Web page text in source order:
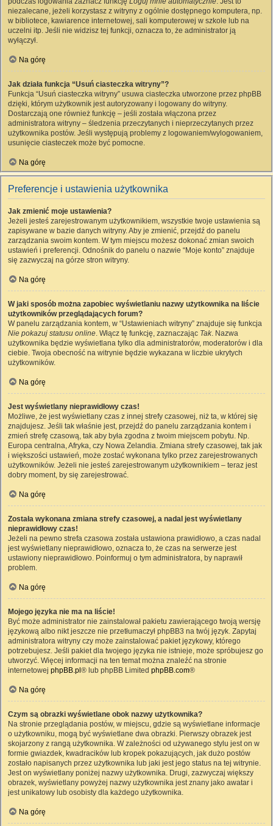
niezalecane, jeżeli korzystasz z witryny z ogólnie dostępnego komputera, np.
w bibliotece, kawiarence internetowej, sali komputerowej w szkole lub na
uczelni itp. Jeśli nie widzisz tej funkcji, oznacza to, że administrator ją
wyłączył.
Na górę
Jak działa funkcja “Usuń ciasteczka witryny”?
Funkcja “Usuń ciasteczka witryny” usuwa ciasteczka utworzone przez phpBB
dzięki, którym użytkownik jest autoryzowany i logowany do witryny.
Dostarczają one również funkcję – jeśli została włączona przez
administratora witryny – śledzenia przeczytanych i nieprzeczytanych przez
użytkownika postów. Jeśli występują problemy z logowaniem/wylogowaniem,
usunięcie ciasteczek może być pomocne.
Na górę
Preferencje i ustawienia użytkownika
Jak zmienić moje ustawienia?
Jeżeli jesteś zarejestrowanym użytkownikiem, wszystkie twoje ustawienia są
zapisywane w bazie danych witryny. Aby je zmienić, przejdź do panelu
zarządzania swoim kontem. W tym miejscu możesz dokonać zmian swoich
ustawień i preferencji. Odnośnik do panelu o nazwie “Moje konto” znajduje
się zazwyczaj na górze stron witryny.
Na górę
W jaki sposób można zapobiec wyświetlaniu nazwy użytkownika na liście
użytkowników przeglądających forum?
W panelu zarządzania kontem, w “Ustawieniach witryny” znajduje się funkcja
Nie pokazuj statusu online. Włącz tę funkcję, zaznaczając Tak. Nazwa
użytkownika będzie wyświetlana tylko dla administratorów, moderatorów i dla
ciebie. Twoja obecność na witrynie będzie wykazana w liczbie ukrytych
użytkowników.
Na górę
Jest wyświetlany nieprawidłowy czas!
Możliwe, że jest wyświetlany czas z innej strefy czasowej, niż ta, w której się
znajdujesz. Jeśli tak właśnie jest, przejdź do panelu zarządzania kontem i
zmień strefę czasową, tak aby była zgodna z twoim miejscem pobytu. Np.
Europa centralna, Afryka, czy Nowa Zelandia. Zmiana strefy czasowej, tak jak
i większości ustawień, może zostać wykonana tylko przez zarejestrowanych
użytkowników. Jeżeli nie jesteś zarejestrowanym użytkownikiem – teraz jest
dobry moment, by się zarejestrować.
Na górę
Została wykonana zmiana strefy czasowej, a nadal jest wyświetlany
nieprawidłowy czas!
Jeżeli na pewno strefa czasowa została ustawiona prawidłowo, a czas nadal
jest wyświetlany nieprawidłowo, oznacza to, że czas na serwerze jest
ustawiony nieprawidłowo. Poinformuj o tym administratora, by naprawił
problem.
Na górę
Mojego języka nie ma na liście!
Być może administrator nie zainstalował pakietu zawierającego twoją wersję
językową albo nikt jeszcze nie przetłumaczył phpBB3 na twój język. Zapytaj
administratora witryny czy może zainstalować pakiet językowy, którego
potrzebujesz. Jeśli pakiet dla twojego języka nie istnieje, może spróbujesz go
utworzyć. Więcej informacji na ten temat można znaleźć na stronie
internetowej phpBB.pl ® lub phpBB Limited phpBB.com®
Na górę
Czym są obrazki wyświetlane obok nazwy użytkownika?
Na stronie przeglądania postów, w miejscu, gdzie są wyświetlane informacje
o użytkowniku, mogą być wyświetlane dwa obrazki. Pierwszy obrazek jest
skojarzony z rangą użytkownika. W zależności od używanego stylu jest on w
formie gwiazdek, kwadracików lub kropek pokazujących, jak dużo postów
zostało napisanych przez użytkownika lub jaki jest jego status na tej witrynie.
Jest on wyświetlany poniżej nazwy użytkownika. Drugi, zazwyczaj większy
obrazek, wyświetlany powyżej nazwy użytkownika jest znany jako awatar i
jest unikatowy lub osobisty dla każdego użytkownika.
Na górę